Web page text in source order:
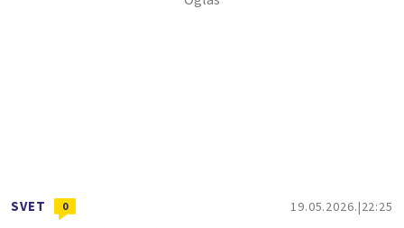
SVET 0 19.05.2026. 22:25